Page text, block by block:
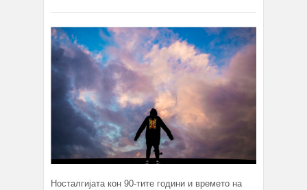
Носталгијата кон 90-тите години и времето на